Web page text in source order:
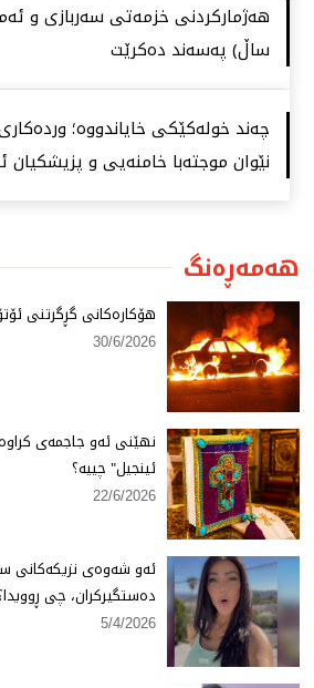
هەژماركردنی خزمەتی سەربازی و
ساڵ) پەسەند دەكرێت
چەند خولەكێكی خایاندووە؛
نێوان موجتەبا خامنەیی و پزیشكیان
هەمەڕەنگ
هۆكارەكانی گڕگرتنی
30/6/2026
نهێنی ئەو جاجمەی
ئینجیل" چییە؟
22/6/2026
ئەو شەوەی نزیكەكانی
دەستگیركران، چی
5/4/2026